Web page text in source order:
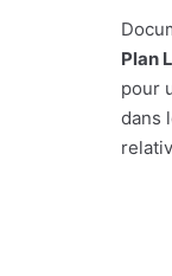
Plan
pour
dans